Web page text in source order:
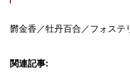
欝金香／牡丹百合／フォステ
関連記事: